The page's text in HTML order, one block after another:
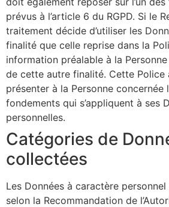
prévus à l’article 6 du RGPD. Si le
traitement décide d’utiliser les
finalité que celle reprise dans la
information préalable à la
de cette autre finalité. Cette Police
présenter à la Personne concernée
fondements qui s’appliquent à ses
personnelles.
Catégories de
collectées
Les Données à caractère
selon la Recommandation de